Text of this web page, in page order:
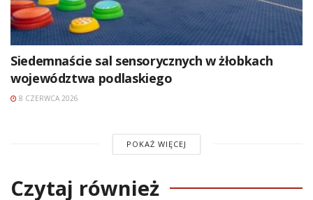
Siedemnaście sal sensorycznych w żłobkach
województwa podlaskiego
8 CZERWCA 2026
POKAŻ WIĘCEJ
Czytaj również